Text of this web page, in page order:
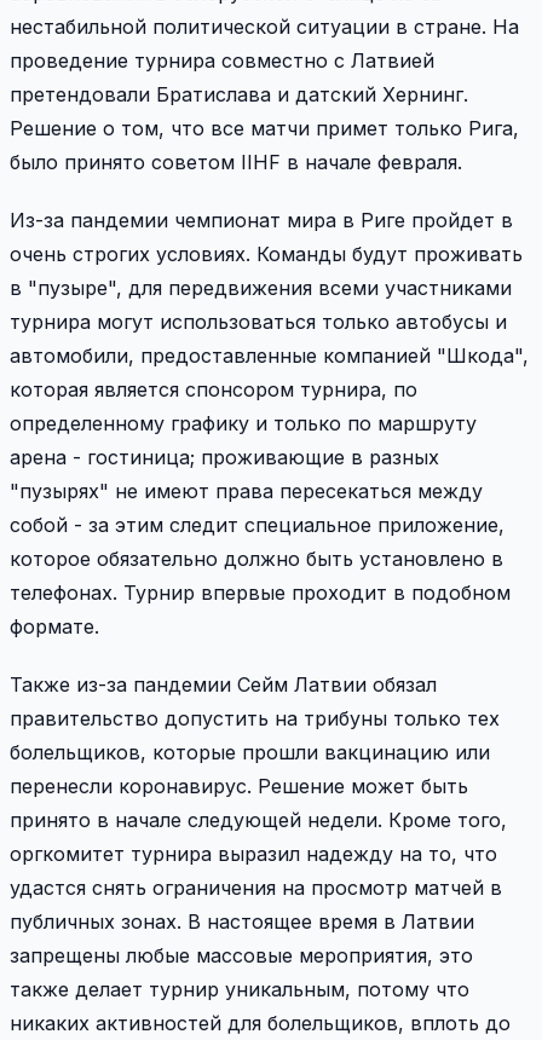
нестабильной политической ситуации в стране. На
проведение турнира совместно с Латвией
претендовали Братислава и датский Хернинг.
Решение о том, что все матчи примет только Рига,
было принято советом IIHF в начале февраля.
Из-за пандемии чемпионат мира в Риге пройдет в
очень строгих условиях. Команды будут проживать
в "пузыре", для передвижения всеми участниками
турнира могут использоваться только автобусы и
автомобили, предоставленные компанией "Шкода",
которая является спонсором турнира, по
определенному графику и только по маршруту
арена - гостиница; проживающие в разных
"пузырях" не имеют права пересекаться между
собой - за этим следит специальное приложение,
которое обязательно должно быть установлено в
телефонах. Турнир впервые проходит в подобном
формате.
Также из-за пандемии Сейм Латвии обязал
правительство допустить на трибуны только тех
болельщиков, которые прошли вакцинацию или
перенесли коронавирус. Решение может быть
принято в начале следующей недели. Кроме того,
оргкомитет турнира выразил надежду на то, что
удастся снять ограничения на просмотр матчей в
публичных зонах. В настоящее время в Латвии
запрещены любые массовые мероприятия, это
также делает турнир уникальным, потому что
никаких активностей для болельщиков, вплоть до